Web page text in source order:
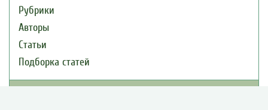
Рубрики
Авторы
Статьи
Подборка статей